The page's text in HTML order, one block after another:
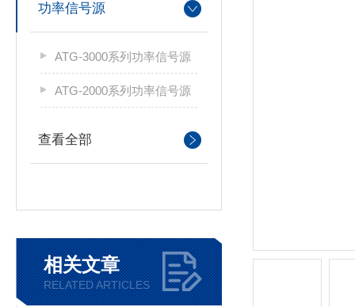
功率信号源
ATG-3000系列功率信号源
ATG-2000系列功率信号源
查看全部
相关文章
RELATED ARTICLES